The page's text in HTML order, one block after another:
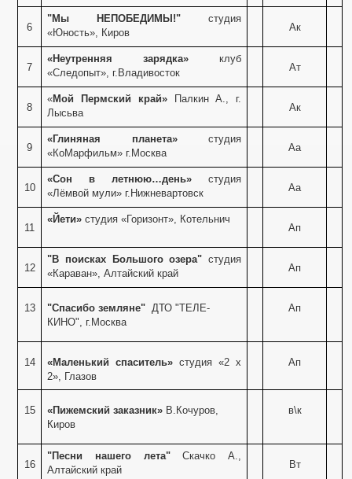
6
"Мы НЕПОБЕДИМЫ!" студия
«Юность», Киров
Ак
7
«Неутренняя зарядка» клуб
«Следопыт», г.Владивосток
Ат
8
«Мой Пермский край»
Палкин А., г.
Лысьва
Ак
9
«Глиняная планета» студия
«КоМарфильм» г.Москва
Аа
10
«Сон в летнюю…день» студия
«Лёмвой мули» г.Нижневартовск
Аа
11
«Йети»студия «Горизонт», Котельнич
Ап
12
"В поисках Большого озера" студия
«Караван», Алтайский край
Ап
13 "Спасибо земляне"ДТО "ТЕЛЕ-
КИНО", г.Москва
Ап
14 «Маленький спаситель»студия «2 х
2», Глазов
Ап
15 «Пижемский заказник» В.Кочуров,
Киров
в\к
16
"Песни нашего лета"Скачко А.,
Алтайский край
Вт